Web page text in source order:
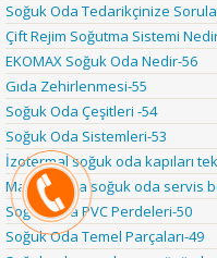
Soğuk Oda Tedarikçinize
Çift Rejim Soğutma Sistemi
EKOMAX Soğuk Oda Nedir-56
Gıda Zehirlenmesi-55
Soğuk Oda Çeşitleri -54
Soğuk Oda Sistemleri-53
İzotermal soğuk oda kapıları
Marmara'da soğuk oda servis
Soğuk Oda PVC Perdeleri-50
Soğuk Oda Temel Parçaları-49